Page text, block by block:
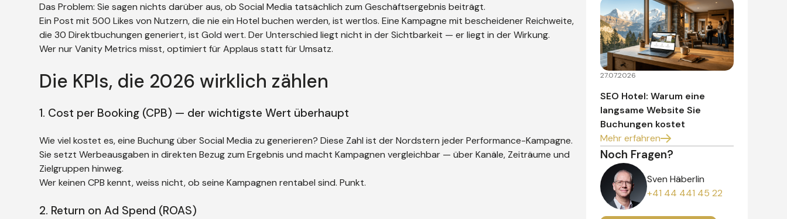
Das Problem: Sie sagen nichts darüber aus, ob Social Media tatsächlich zum Geschäftsergebnis beiträgt.
Ein Post mit 500 Likes von Nutzern, die nie ein Hotel buchen werden, ist wertlos. Eine Kampagne mit bescheidener Reichweite,
die 30 Direktbuchungen generiert, ist Gold wert. Der Unterschied liegt nicht in der Sichtbarkeit — er liegt in der Wirkung.
Wer nur Vanity Metrics misst, optimiert für Applaus statt für Umsatz.
Die KPIs, die 2026 wirklich zählen
1. Cost per Booking (CPB) — der wichtigste Wert überhaupt
Wie viel kostet es, eine Buchung über Social Media zu generieren? Diese Zahl ist der Nordstern jeder Performance-Kampagne.
Sie setzt Werbeausgaben in direkten Bezug zum Ergebnis und macht Kampagnen vergleichbar — über Kanäle, Zeiträume und
Zielgruppen hinweg.
Wer keinen CPB kennt, weiss nicht, ob seine Kampagnen rentabel sind. Punkt.
2. Return on Ad Spend (ROAS)
27.07.2026
SEO Hotel: Warum eine
langsame Website Sie
Buchungen kostet
Mehr erfahren
Noch Fragen?
Sven Häberlin
+41 44 441 45 22